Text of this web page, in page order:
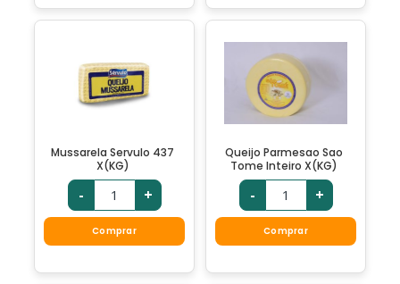
Mussarela Servulo 437
X(KG)
- +
Comprar
Queijo Parmesao Sao
Tome Inteiro X(KG)
- +
Comprar